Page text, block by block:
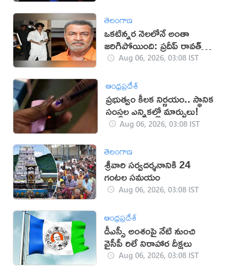
తెలంగాణ
ఒకటిన్నర నెలలోనే అంతా
జరిగిపోయింది: ప్రదీప్ రావత్
కుమారుడు
Aug 06, 2026, 03:08 IST
ఆంధ్రప్రదేశ్
ప్రభుత్వం కీలక నిర్ణయం.. స్థానిక
సంస్థల ఎన్నికల్లో మార్పులు!
Aug 06, 2026, 03:08 IST
తెలంగాణ
శ్రీవారి సర్వదర్శనానికి 24
గంటల సమయం
Aug 06, 2026, 03:08 IST
ఆంధ్రప్రదేశ్
డీఎస్సీ అంశంపై నేటి నుంచి
వైసీపీ రిలే నిరాహార దీక్షలు
Aug 06, 2026, 03:08 IST